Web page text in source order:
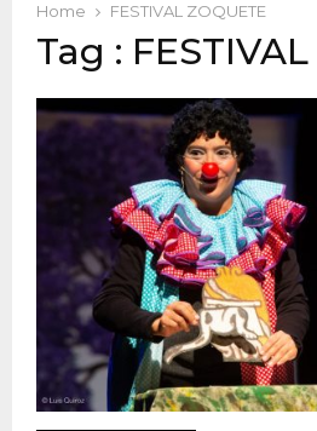
Home FESTIVAL ZOQUETE
Tag :